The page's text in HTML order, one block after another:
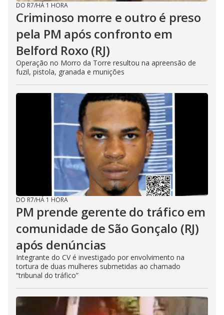
DO R7/HÁ 1 HORA
Criminoso morre e outro é preso
pela PM após confronto em
Belford Roxo (RJ)
Operação no Morro da Torre resultou na apreensão de
fuzil, pistola, granada e munições
DO R7/HÁ 1 HORA
PM prende gerente do tráfico em
comunidade de São Gonçalo (RJ)
após denúncias
Integrante do CV é investigado por envolvimento na
tortura de duas mulheres submetidas ao chamado
“tribunal do tráfico”